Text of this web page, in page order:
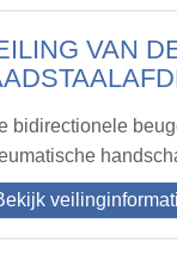
VAN
bidirectionele